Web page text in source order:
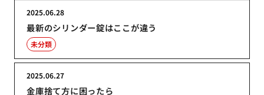
最新のシリンダー錠はここが違う
2025.06.28
未分類
金庫捨て方に困ったら
2025.06.27